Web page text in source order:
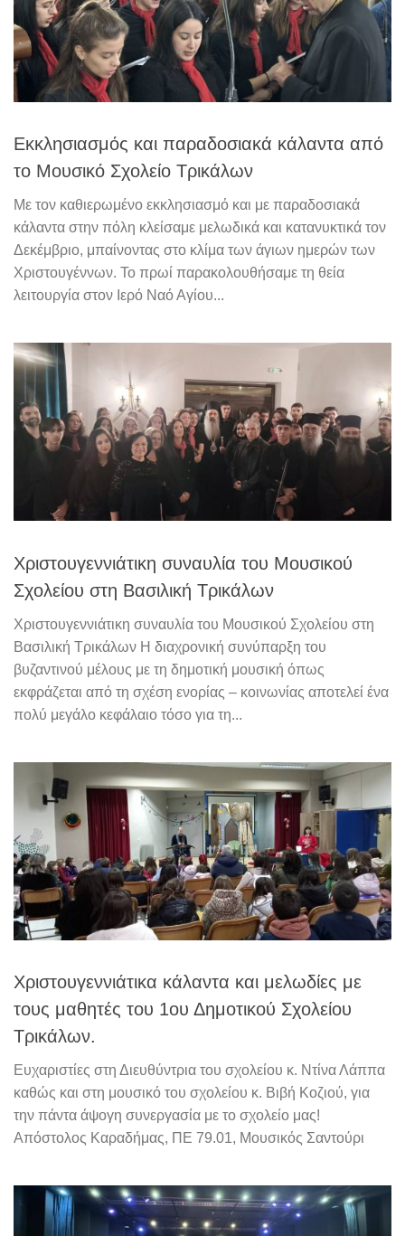
Εκκλησιασμός και παραδοσιακά κάλαντα από
το Μουσικό Σχολείο Τρικάλων
Με τον καθιερωμένο εκκλησιασμό και με παραδοσιακά
κάλαντα στην πόλη κλείσαμε μελωδικά και κατανυκτικά τον
Δεκέμβριο, μπαίνοντας στο κλίμα των άγιων ημερών των
Χριστουγέννων. Το πρωί παρακολουθήσαμε τη θεία
λειτουργία στον Ιερό Ναό Αγίου...
Χριστουγεννιάτικη συναυλία του Μουσικού
Σχολείου στη Βασιλική Τρικάλων
Χριστουγεννιάτικη συναυλία του Μουσικού Σχολείου στη
Βασιλική Τρικάλων Η διαχρονική συνύπαρξη του
βυζαντινού μέλους με τη δημοτική μουσική όπως
εκφράζεται από τη σχέση ενορίας – κοινωνίας αποτελεί ένα
πολύ μεγάλο κεφάλαιο τόσο για τη...
Χριστουγεννιάτικα κάλαντα και μελωδίες με
τους μαθητές του 1ου Δημοτικού Σχολείου
Τρικάλων.
Ευχαριστίες στη Διευθύντρια του σχολείου κ. Ντίνα Λάππα
καθώς και στη μουσικό του σχολείου κ. Βιβή Κοζιού, για
την πάντα άψογη συνεργασία με το σχολείο μας!
Απόστολος Καραδήμας, ΠΕ 79.01, Μουσικός Σαντούρι